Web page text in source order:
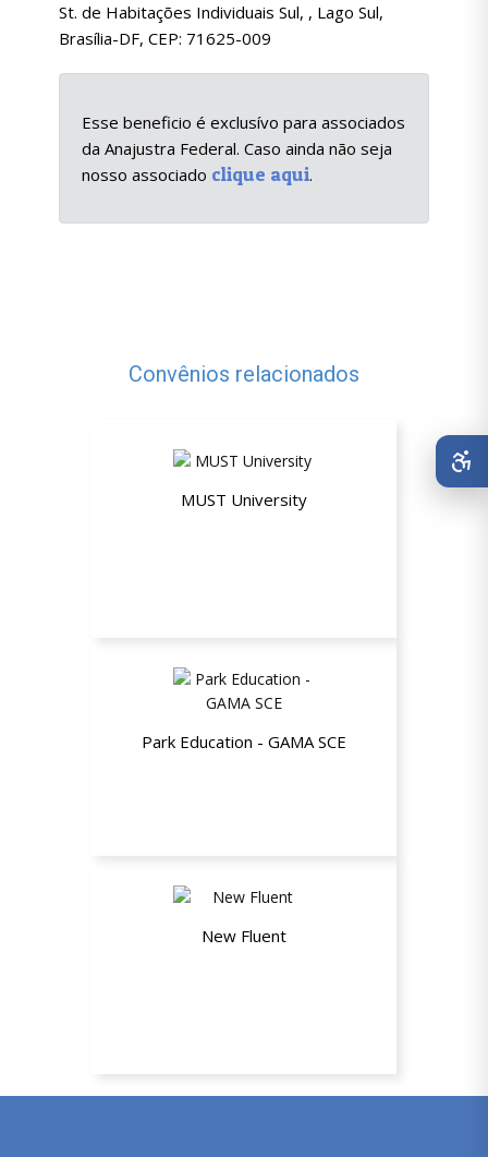
St. de Habitações Individuais Sul, , Lago Sul,
Brasília-DF, CEP: 71625-009
Esse beneficio é exclusívo para associados
da Anajustra Federal. Caso ainda não seja
nosso associado clique aqui.
Convênios relacionados
MUST University
Park Education - GAMA SCE
New Fluent